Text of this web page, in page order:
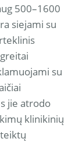
500–1600
siejami su
su
jie atrodo
klinikinių